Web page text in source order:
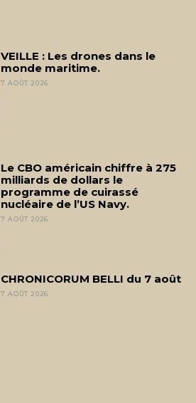
VEILLE : Les drones dans le
monde maritime.
7 AOÛT 2026
Le CBO américain chiffre à 275
milliards de dollars le
programme de cuirassé
nucléaire de l’US Navy.
7 AOÛT 2026
CHRONICORUM BELLI du 7 août
7 AOÛT 2026